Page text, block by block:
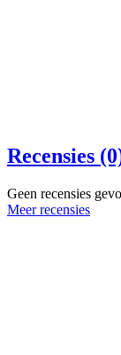
Recensies
Geen recensies
Meer recensies